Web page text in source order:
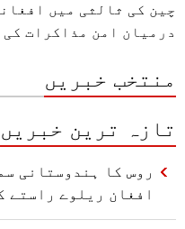
چین کی ثالثی میں
درمیان امن مذاکرات
منتخب خبریں
تازہ ترین خبریں
روس کا ہندوستانی
افغان ریلوے راستے